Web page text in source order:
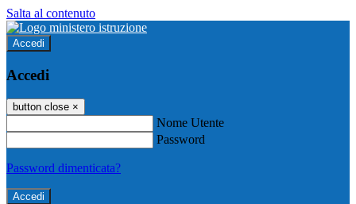
Salta al contenuto
Accedi
Accedi
button close ×
Nome Utente
Password
Password dimenticata?